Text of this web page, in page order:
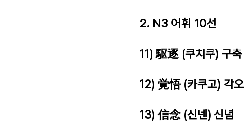
2. N3 어휘 10선
11) 駆逐 (쿠치쿠) 구축
12) 覚悟 (카쿠고) 각오
13) 信念 (신넨) 신념